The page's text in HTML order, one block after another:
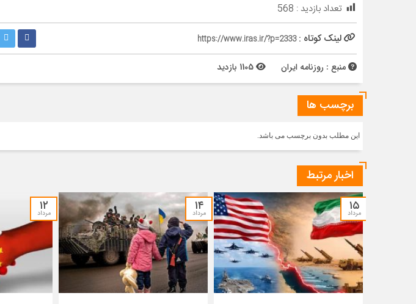
تعداد بازدید : 568
لینک کوتاه :https://www.iras.ir/?p=2333
منبع : روزنامه ایران
برچسب ها
این مطلب بدون برچسب می باشد.
اخبار مرتبط
۱۵
مرداد ۱۴
مرداد ۱۲
مرداد